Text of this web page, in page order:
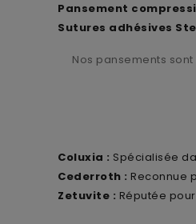
Pansement
Sutures adhésives
Nos pansements
Coluxia : Spécialisée
Cederroth : Reconnue
Zetuvite : Réputée